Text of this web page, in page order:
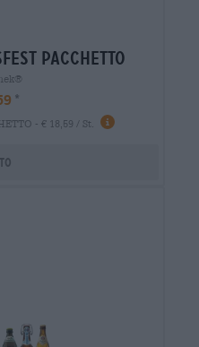
pacchetto
- € 18,59 / St.